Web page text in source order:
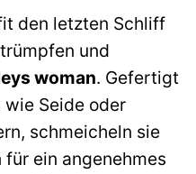
den letzten Schliff
und
woman. Gefertigt
Seide oder
schmeicheln sie
für ein angenehmes